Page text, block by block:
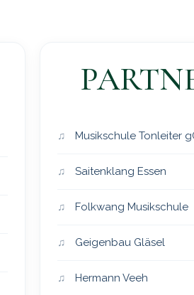
Musikschule Tonleiter
Saitenklang Essen
Folkwang Musikschule
Geigenbau Gläsel
Hermann Veeh